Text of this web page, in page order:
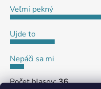
Veľmi pekný
Ujde to
Nepáči sa mi
Počet hlasov:36